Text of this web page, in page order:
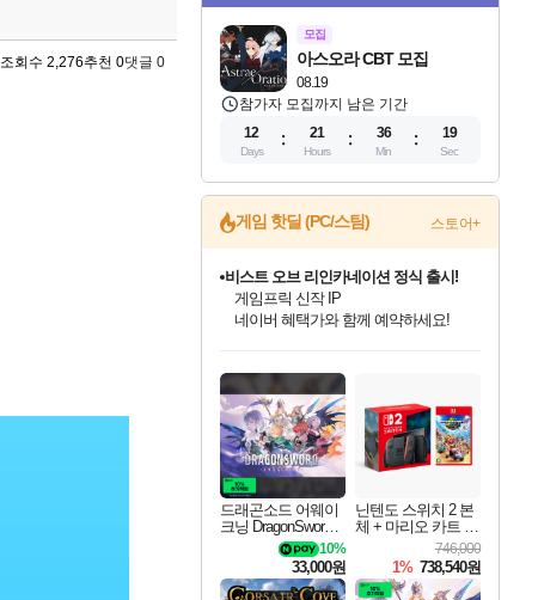
조회수 2,276추천 0댓글 0
모집
08.19
아스오라 CBT 모집
참가자 모집까지 남은 기간
12
Days
21
Hours
36
Min
18
Sec
게임 핫딜 (PC/스팀) 스토어+
네이버혜택과 함께 만나보세요!
50%할인&추가 적립까지!
이니&베니 혜택까지!
비스트 오브 리인카네이션 정식 출시!
게임프릭 신작 IP
네이버 혜택가와 함께 예약하세요!
할인&네이버혜택으로 만나보세요!
네이버페이 혜택과 만나보세요!
40주년 프로모션으로 만나보세요!
네이버 포인트 혜택까지!
할인가에 만나보세요!
일부 에디션 상시 할인!
혜택으로 예약 판매 중
편안하게 충전하세요
드래곤소드 어웨이
크닝 DragonSword A
10%
33,000원
닌텐도 스위치 2 본
체 + 마리오 카트 월
746,000
1% 738,540원